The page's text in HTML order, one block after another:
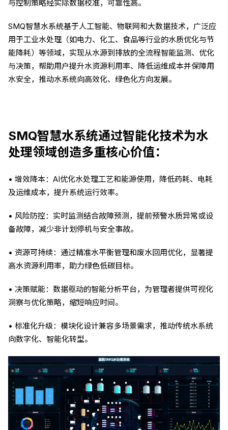
与控制策略经实际数据校准，可靠性高。
SMQ智慧水系统基于人工智能、物联网和大数据技术，广泛应
用于工业水处理（如电力、化工、食品等行业的水质优化与节
能降耗）等领域，实现从水源到排放的全流程智能监测、优化
与决策，帮助用户提升水资源利用率、降低运维成本并保障用
水安全，推动水系统向高效化、绿色化方向发展。
SMQ智慧水系统通过智能化技术为水
处理领域创造多重核心价值：
• 增效降本：AI优化水处理工艺和能源使用，降低药耗、电耗
及运维成本，提升系统运行效率。
• 风险防控：实时监测结合故障预测，提前预警水质异常或设
备故障，减少非计划停机与安全事故。
• 资源可持续：通过精准水平衡管理和废水回用优化，显著提
高水资源利用率，助力绿色低碳目标。
• 决策赋能：数据驱动的智能分析平台，为管理者提供可视化
洞察与优化策略，缩短响应时间。
• 标准化升级：模块化设计兼容多场景需求，推动传统水系统
向数字化、智能化转型。